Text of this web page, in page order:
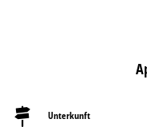
Unterkunft